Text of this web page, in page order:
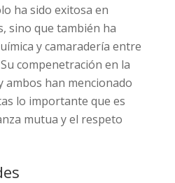
ha sido exitosa en
sino que también ha
y camaradería entre
compenetración en la
ambos han mencionado
lo importante que es
mutua y el respeto